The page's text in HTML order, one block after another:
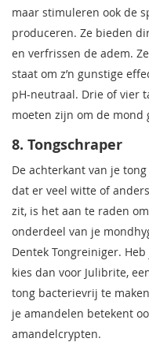
maar stimuleren ook de
produceren. Ze bieden
en verfrissen de adem.
staat om z’n gunstige
pH-neutraal. Drie of vier
moeten zijn om de
8. Tongschraper
De achterkant van je
dat er veel witte of
zit, is het aan te raden
onderdeel van je
Dentek Tongreiniger.
kies dan voor Julibrite,
tong bacterievrij te
je amandelen betekent
amandelcrypten.